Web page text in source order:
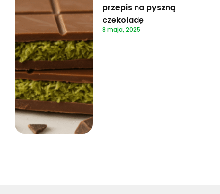
przepis na pyszną
czekoladę
8 maja, 2025